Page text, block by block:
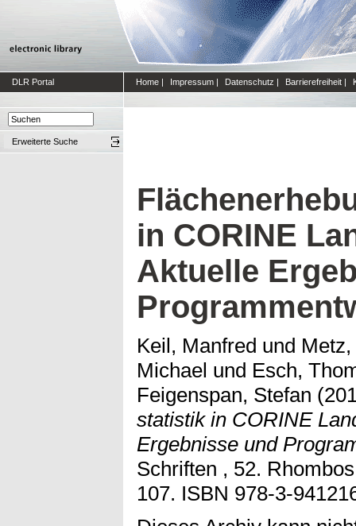
DLR Portal Home | Impressum | Datenschutz | Barrierefreiheit |
Erweiterte Suche
in CORINE
Aktuelle
Keil, Manfred und
Michael und Esch,
Feigenspan, Stefan
statistik in CORINE
Ergebnisse und
Schriften , 52.
107. ISBN 978-3-